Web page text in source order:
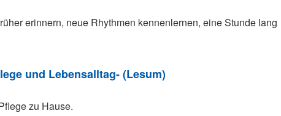
erinnern, neue Rhythmen kennenlernen, eine Stunde lang
und Lebensalltag- (Lesum)
zu Hause.